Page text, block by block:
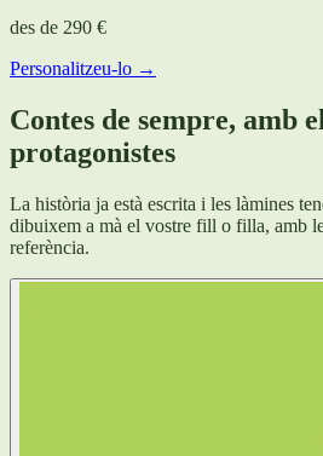
des de 290 €
Personalitzeu-lo →
Contes de sempre, amb
protagonistes
La història ja està escrita i les làmines
dibuixem a mà el vostre fill o filla, amb
referència.